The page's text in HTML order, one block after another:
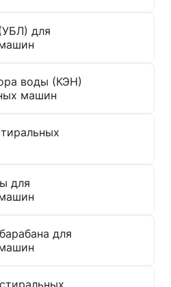
для
воды (КЭН)
машин
для
для